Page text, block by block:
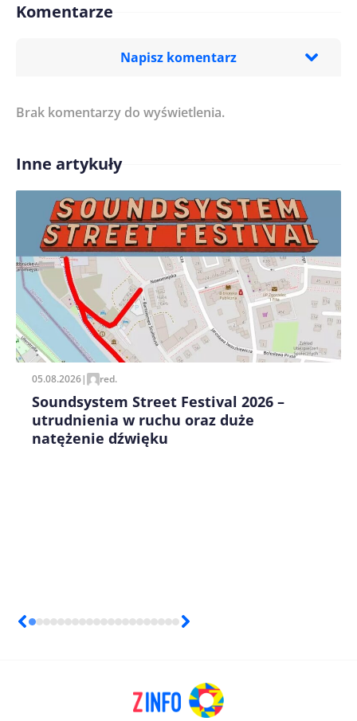
Komentarze
Napisz komentarz
Treść komentarza*
Imię/ Nick*
Zapamiętaj moje dane w tej przeglądarce podczas
pisania kolejnych komentarzy.
Brak komentarzy do wyświetlenia.
Inne artykuły
05.08.2026| red.
Soundsystem Street Festival 2026 –
utrudnienia w ruchu oraz duże
natężenie dźwięku